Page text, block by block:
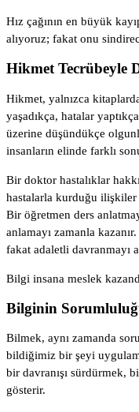
Hız çağının en büyük
alıyoruz; fakat onu
Hikmet Tecrübeyle
Hikmet, yalnızca
yaşadıkça, hatalar
üzerine düşündükçe
insanların elinde farklı
Bir doktor hastalıklar
hastalarla kurduğu ilişkiler
Bir öğretmen ders
anlamayı zamanla
fakat adaletli davranmayı
Bilgi insana meslek
Bilginin
Bilmek, aynı zamanda
bildiğimiz bir şeyi
bir davranışı sürdürmek,
gösterir.